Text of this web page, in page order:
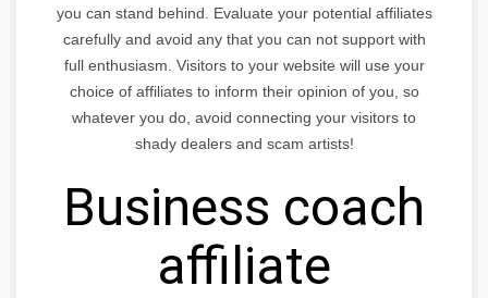
you can stand behind. Evaluate your potential affiliates
carefully and avoid any that you can not support with
full enthusiasm. Visitors to your website will use your
choice of affiliates to inform their opinion of you, so
whatever you do, avoid connecting your visitors to
shady dealers and scam artists!
Business coach
affiliate